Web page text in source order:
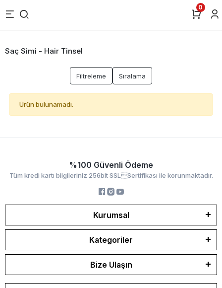
0
Saç Simi - Hair Tinsel
Filtreleme Sıralama
Ürün bulunamadı.
%100 Güvenli Ödeme
Tüm kredi kartı bilgileriniz 256bit SSLSertifikası ile korunmaktadır.
Kurumsal
Kategoriler
Bize Ulaşın